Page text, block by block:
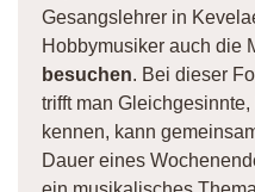
Gesangslehrer in
Hobbymusiker auch die
besuchen. Bei dieser
trifft man
kennen, kann
Dauer eines